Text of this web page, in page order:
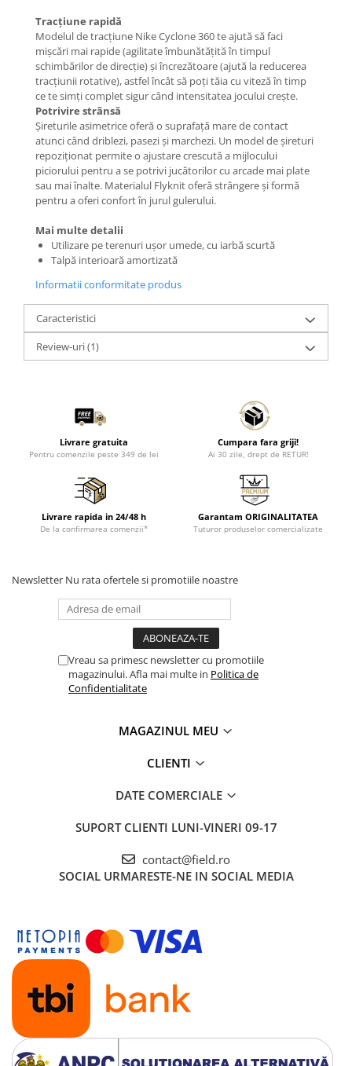
Tracțiune rapidă
Modelul de tracțiune Nike Cyclone 360 te ajută să faci
mișcări mai rapide (agilitate îmbunătățită în timpul
schimbărilor de direcție) și încrezătoare (ajută la reducerea
tracțiunii rotative), astfel încât să poți tăia cu viteză în timp
ce te simți complet sigur când intensitatea jocului crește.
Potrivire strânsă
Șireturile asimetrice oferă o suprafață mare de contact
atunci când driblezi, pasezi și marchezi. Un model de șireturi
repoziționat permite o ajustare crescută a mijlocului
piciorului pentru a se potrivi jucătorilor cu arcade mai plate
sau mai înalte. Materialul Flyknit oferă strângere și formă
pentru a oferi confort în jurul gulerului.
Mai multe detalii
Utilizare pe terenuri ușor umede, cu iarbă scurtă
Talpă interioară amortizată
Informatii conformitate produs
Caracteristici
Review-uri(1)
Livrare gratuita
Pentru comenzile peste 349 de lei
Cumpara fara griji!
Ai 30 zile, drept de RETUR!
Livrare rapida in 24/48 h
De la confirmarea comenzii*
Garantam ORIGINALITATEA
Tuturor produselor comercializate
Newsletter Nu rata ofertele si promotiile noastre
Vreau sa primesc newsletter cu promotiile
magazinului. Afla mai multe in Politica de
Confidentialitate
MAGAZINUL MEU
CLIENTI
DATE COMERCIALE
SUPORT CLIENTI LUNI-VINERI 09-17
contact@field.ro
SOCIAL URMARESTE-NE IN SOCIAL MEDIA